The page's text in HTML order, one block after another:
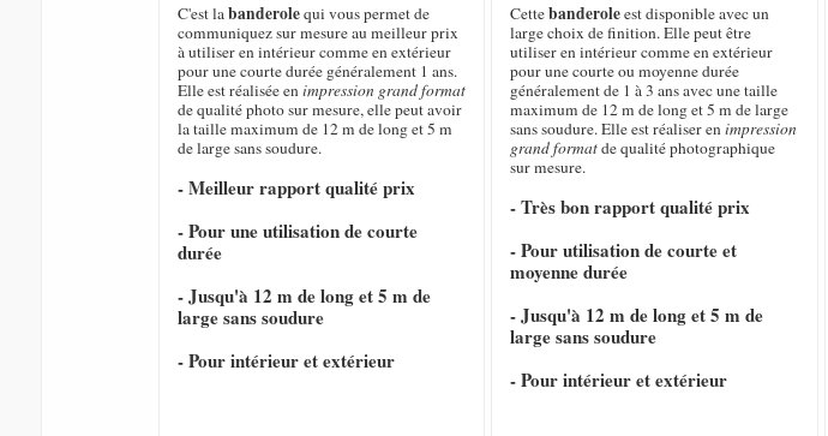
C'est labanderolequi vous permet de
communiquez sur mesure au meilleur prix
à utiliser en intérieur comme en extérieur
pour une courte durée généralement 1 ans.
Elle est réalisée enimpression grand format
de qualité photo sur mesure, elle peut avoir
la taille maximum de 12 m de long et 5 m
de large sans soudure.
- Meilleur rapport qualité prix
- Pour une utilisation de courte
durée
- Jusqu'à 12 m de long et 5 m de
large sans soudure
- Pour intérieur et extérieur
Cettebanderoleest disponible avec un
large choix de finition. Elle peut être
utiliser en intérieur comme en extérieur
pour une courte ou moyenne durée
généralement de 1 à 3 ans avec une taille
maximum de 12 m de long et 5 m de large
sans soudure. Elle est réaliser enimpression
grand formatde qualité photographique
sur mesure.
- Très bon rapport qualité prix
- Pour utilisation de courte et
moyenne durée
- Jusqu'à 12 m de long et 5 m de
large sans soudure
- Pour intérieur et extérieur